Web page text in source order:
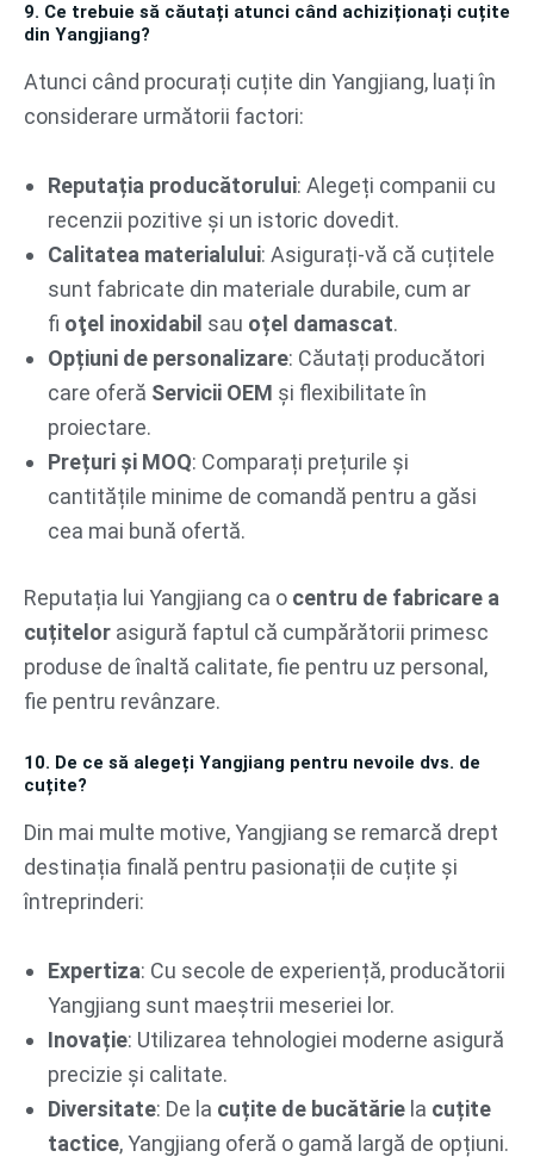
9. Ce trebuie să căutați atunci când achiziționați cuțite
din Yangjiang?
Atunci când procurați cuțite din Yangjiang, luați în
considerare următorii factori:
Reputația producătorului: Alegeți companii cu
recenzii pozitive și un istoric dovedit.
Calitatea materialului: Asigurați-vă că cuțitele
sunt fabricate din materiale durabile, cum ar
fi oţel inoxidabil sau oțel damascat.
Opțiuni de personalizare: Căutați producători
care oferă Servicii OEM și flexibilitate în
proiectare.
Prețuri și MOQ: Comparați prețurile și
cantitățile minime de comandă pentru a găsi
cea mai bună ofertă.
Reputația lui Yangjiang ca o centru de fabricare a
cuțitelor asigură faptul că cumpărătorii primesc
produse de înaltă calitate, fie pentru uz personal,
fie pentru revânzare.
10. De ce să alegeți Yangjiang pentru nevoile dvs. de
cuțite?
Din mai multe motive, Yangjiang se remarcă drept
destinația finală pentru pasionații de cuțite și
întreprinderi:
Expertiza: Cu secole de experiență, producătorii
Yangjiang sunt maeștrii meseriei lor.
Inovație: Utilizarea tehnologiei moderne asigură
precizie și calitate.
Diversitate: De la cuțite de bucătărie la cuțite
tactice, Yangjiang oferă o gamă largă de opțiuni.